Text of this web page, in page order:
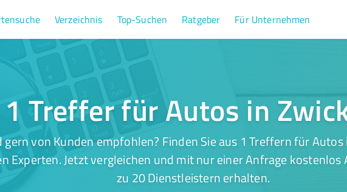
Verzeichnis Top-Suchen Ratgeber Für Unternehmen
1 Treffer für Autos in
gern von Kunden empfohlen? Finden Sie aus 1 Treffern für
Experten. Jetzt vergleichen und mit nur einer Anfrage kostenlos
zu 20 Dienstleistern erhalten.